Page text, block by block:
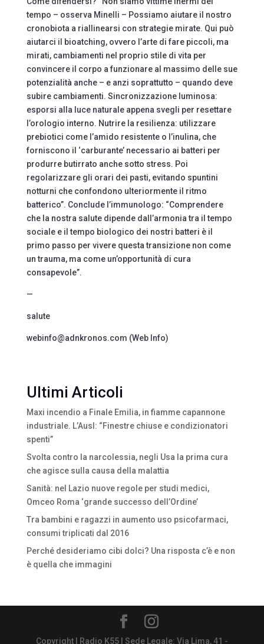
tempo – osserva Minelli – Possiamo aiutare il nostro
cronobiota a riallinearsi con strategie mirate. Qui può
aiutarci il bioatching, ovvero l’arte di fare piccoli, ma
mirati, cambiamenti nel proprio stile di vita per
convincere il corpo a funzionare al massimo delle sue
potenzialità anche – e anzi soprattutto – quando deve
subire cambiamenti. Sincronizzazione luminosa:
esporsi alla luce naturale appena svegli per resettare
l’orologio interno. Nutrire la resilienza: utilizzare
prebiotici come l’amido resistente o l’inulina, che
forniscono il ‘carburante’ necessario ai batteri per
produrre butirrato anche sotto stress. Poi
regolarizzare gli orari dei pasti, evitando spuntini
notturni che confondono ulteriormente il ritmo
batterico”. Conclude l’immunologo: “Comprendere
che la nostra salute dipende dall’armonia tra il tempo
sociale e il tempo biologico dei nostri batteri è il
primo passo per vivere questa transizione non come
un trauma, ma come un’opportunità di cura
consapevole”.
—
salute
webinfo@adnkronos.com (Web Info)
Ultimi Articoli
Maxi incendio a Finale Emilia, in fiamme capannone
industriale. L’Ausl: “Finestre chiuse e condizionatori
spenti”
Svolta contro la narcolessia, negli Usa la prima cura
che agisce sulla causa della malattia
Sanità: nel Lazio nuove regole per studi medici,
Omceo Roma ‘grande successo dell’Ordine’
Tra bambini e ragazzi in aumento uso psicofarmaci,
consumi triplicati dal 2016
Perché desideriamo cibi dolci? Una risposta c’è e non
è quella che immagini
Copyright | Radio K55 | Sede Legale: Via Lima, 41 -